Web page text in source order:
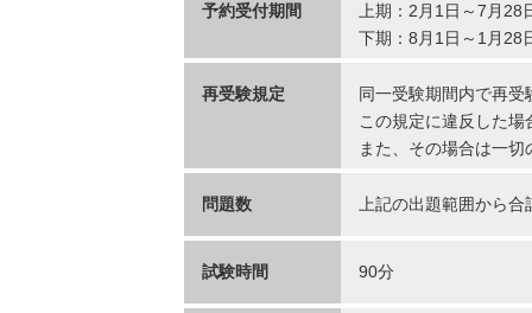
予約受付期間
上期：2月1日～7月28
下期：8月1日～1月28
再受験規定
同一受験期間内で再
この規定に違反した
また、その場合は一
問題数 上記の出題範囲から
試験時間 90分